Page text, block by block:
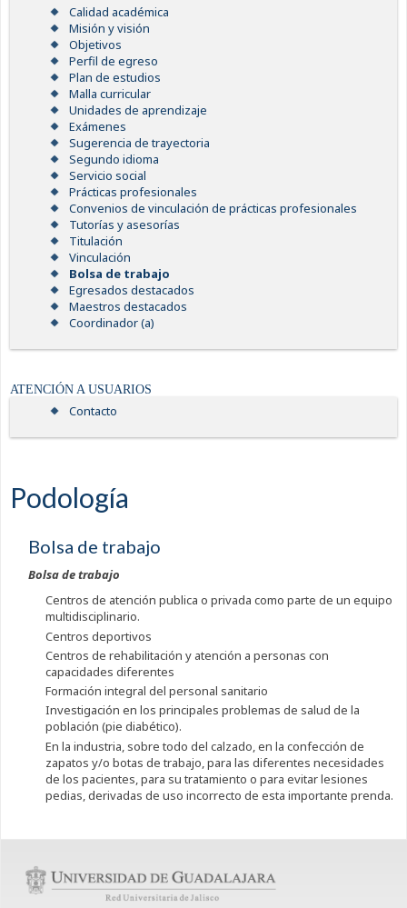
Calidad académica
Misión y visión
Objetivos
Perfil de egreso
Plan de estudios
Malla curricular
Unidades de aprendizaje
Exámenes
Sugerencia de trayectoria
Segundo idioma
Servicio social
Prácticas profesionales
Convenios de vinculación de prácticas profesionales
Tutorías y asesorías
Titulación
Vinculación
Bolsa de trabajo
Egresados destacados
Maestros destacados
Coordinador (a)
ATENCIÓN A USUARIOS
Contacto
Podología
Bolsa de trabajo
Bolsa de trabajo
Centros de atención publica o privada como parte de un equipo
multidisciplinario.
Centros deportivos
Centros de rehabilitación y atención a personas con
capacidades diferentes
Formación integral del personal sanitario
Investigación en los principales problemas de salud de la
población (pie diabético).
En la industria, sobre todo del calzado, en la confección de
zapatos y/o botas de trabajo, para las diferentes necesidades
de los pacientes, para su tratamiento o para evitar lesiones
pedias, derivadas de uso incorrecto de esta importante prenda.